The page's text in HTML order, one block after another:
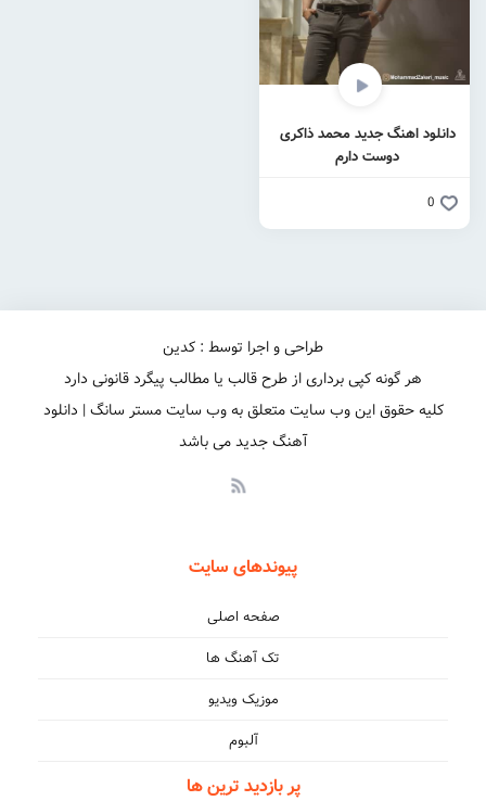
دانلود اهنگ جدید محمد ذاکری
دوست دارم
0
طراحی و اجرا توسط : کدین
هر گونه کپی برداری از طرح قالب یا مطالب پیگرد قانونی دارد
کلیه حقوق این وب سایت متعلق به وب سایت مستر سانگ | دانلود
آهنگ جدید می باشد
پیوندهای سایت
صفحه اصلی
تک آهنگ ها
موزیک ویدیو
آلبوم
پر بازدید ترین ها